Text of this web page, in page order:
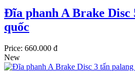
Đĩa phanh A Brake Disc
quốc
Price: 660.000 đ
New